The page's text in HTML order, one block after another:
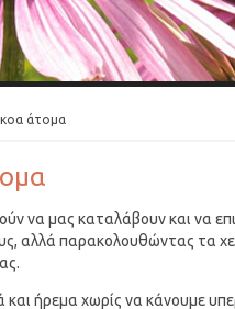
άτομα
να μας καταλάβουν και να
αλλά παρακολουθώντας τα
ήρεμα χωρίς να κάνουμε